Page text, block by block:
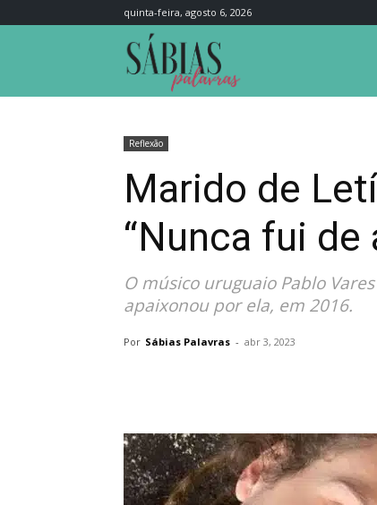
quinta-feira, agosto 6, 2026
Reflexão
Marido de
“Nunca fui de
O músico uruguaio Pablo
apaixonou por ela, em 2016.
Por Sábias Palavras - abr 3, 2023